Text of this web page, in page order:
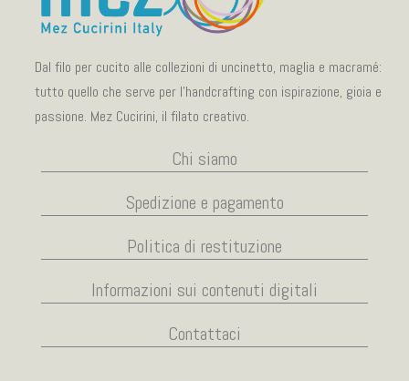
Dal filo per cucito alle collezioni di uncinetto, maglia e macramé:
tutto quello che serve per l’handcrafting con ispirazione, gioia e
passione. Mez Cucirini, il filato creativo.
Chi siamo
Spedizione e pagamento
Politica di restituzione
Informazioni sui contenuti digitali
Contattaci